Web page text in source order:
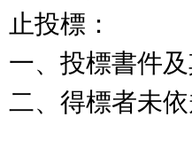
止投標：
一、投標書件
二、得標者未依